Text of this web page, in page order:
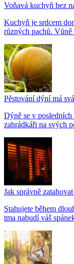
Voňavá kuchyň bez
Kuchyň je srdcem
různých pachů. Vůně
Pěstování dýní má
Dýně se v
zahrádkáři na svých
Jak správně
Stahujete během
tma nabudí váš